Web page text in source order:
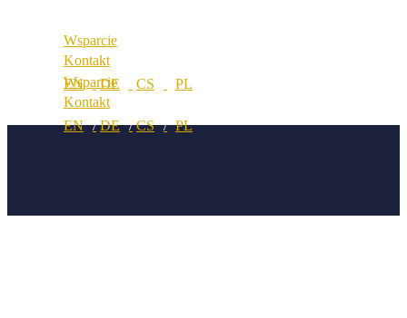
Wsparcie
Kontakt
Wsparcie
Kontakt